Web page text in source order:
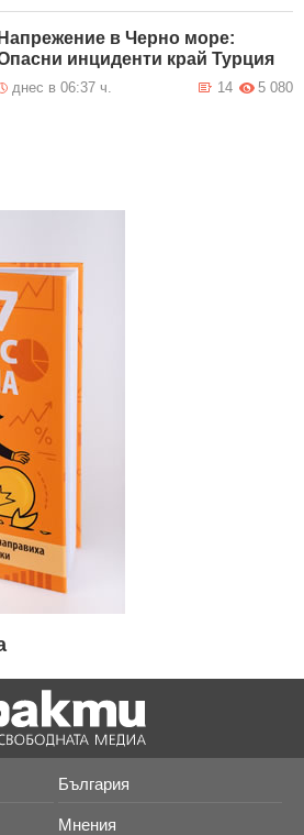
Напрежение в Черно море:
инциденти край Турция
днес в 06:37 ч. 5 080
14
България
Мнения